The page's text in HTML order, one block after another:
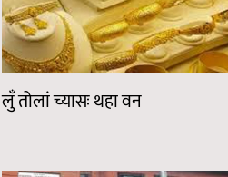
लुँ तोलां च्यासः थहा वन